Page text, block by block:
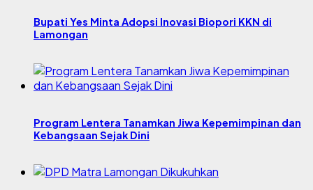
Bupati Yes Minta Adopsi Inovasi Biopori KKN di
Lamongan
Program Lentera Tanamkan Jiwa Kepemimpinan dan
Kebangsaan Sejak Dini